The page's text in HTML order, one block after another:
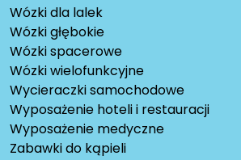
Wózki dla lalek
Wózki głębokie
Wózki spacerowe
Wózki wielofunkcyjne
Wycieraczki samochodowe
Wyposażenie hoteli i restauracji
Wyposażenie medyczne
Zabawki do kąpieli